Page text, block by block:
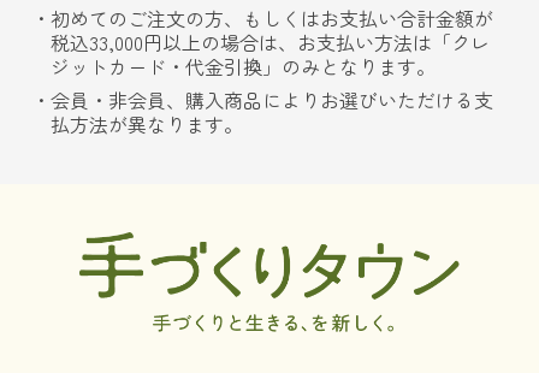
初めてのご注文の方、もしくはお支払い合計金額が
税込33,000円以上の場合は、お支払い方法は「クレ
ジットカード・代金引換」のみとなります。
会員・非会員、購入商品によりお選びいただける支
払方法が異なります。